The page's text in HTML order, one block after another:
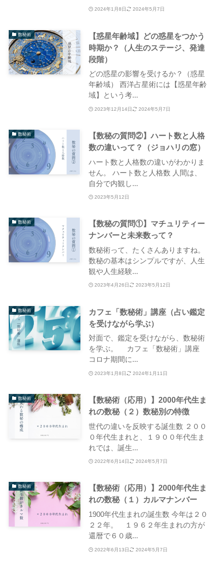
2024年1月8日 2024年5月7日
数秘術
【惑星年齢域】どの惑星をつかう
時期か？（人生のステージ、発達
段階）
どの惑星の影響を受けるか？（惑星
年齢域） 西洋占星術には【惑星年齢
域】という考...
2023年12月14日 2024年5月7日
数秘術
【数秘の質問②】ハート数と人格
数の違いって？（ジョハリの窓）
ハート数と人格数の違いがわかりま
せん。 ハート数と人格数 人間は、
自分で内観し...
2023年5月12日
数秘術
【数秘の質問①】マチュリティー
ナンバーと未来数って？
数秘術って、たくさんありますね。
数秘の基本はシンプルですが、人生
観や人生経験...
2023年4月26日 2023年5月12日
数秘術
カフェ「数秘術」講座（占い鑑定
を受けながら学ぶ）
対面で、鑑定を受けながら、数秘術
を学ぶ。 カフェ「数秘術」講座
コロナ期間に...
2023年1月8日 2024年1月11日
数秘術
【数秘術（応用）】2000年代生ま
れの数秘（２）数秘別の特徴
世代の違いを反映する誕生数 ２００
０年代生まれと、１９００年代生ま
れでは、誕生...
2022年6月14日 2024年5月7日
数秘術
【数秘術（応用）】2000年代生ま
れの数秘（１）カルマナンバー
1900年代生まれの誕生数 今年は２０
２２年。 １９６２年生まれの方が
還暦で６０歳...
2022年6月13日 2024年5月7日